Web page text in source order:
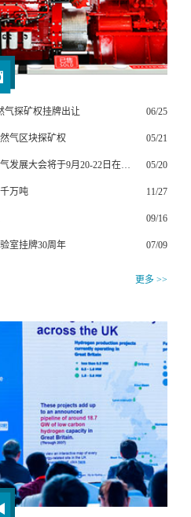
气探矿权挂牌出让 06/25
气区块探矿权 05/21
05/20
万吨 11/27
09/16
室挂牌30周年 07/09
更多 >>